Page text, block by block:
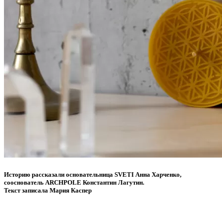
Историю рассказали основательница SVETI Анна Харченко,
сооснователь ARCHPOLE Константин Лагутин.
Текст записала Мария Каспер